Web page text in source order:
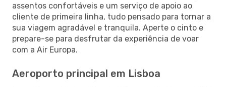
assentos confortáveis e um serviço de apoio ao
cliente de primeira linha, tudo pensado para tornar a
sua viagem agradável e tranquila. Aperte o cinto e
prepare-se para desfrutar da experiência de voar
com a Air Europa.
Aeroporto principal em Lisboa